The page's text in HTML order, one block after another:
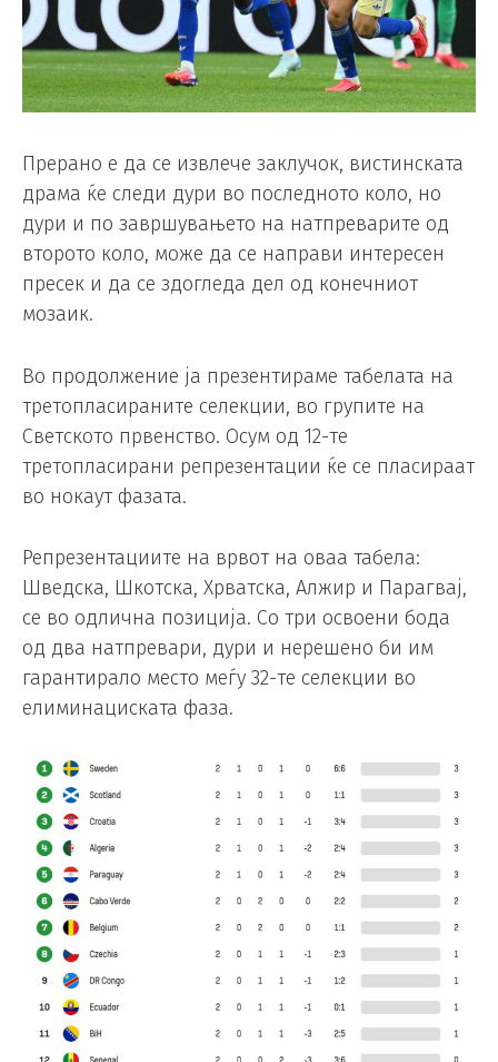
Прерано е да се извлече заклучок, вистинската
драма ќе следи дури во последното коло, но
дури и по завршувањето на натпреварите од
второто коло, може да се направи интересен
пресек и да се здогледа дел од конечниот
мозаик.
Во продолжение ја презентираме табелата на
третопласираните селекции, во групите на
Светското првенство. Осум од 12-те
третопласирани репрезентации ќе се пласираат
во нокаут фазата.
Репрезентациите на врвот на оваа табела:
Шведска, Шкотска, Хрватска, Алжир и Парагвај,
се во одлична позиција. Со три освоени бода
од два натпревари, дури и нерешено би им
гарантирало место меѓу 32-те селекции во
елиминациската фаза.